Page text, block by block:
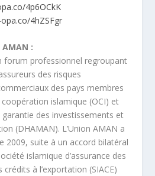
4p6OCkK
4hZSFgr
:
forum professionnel regroupant
des risques
des pays membres
coopération islamique (OCI) et
des investissements et
(DHAMAN). L’Union AMAN a
2009, suite à un accord bilatéral
islamique d’assurance des
à l’exportation (SIACE)